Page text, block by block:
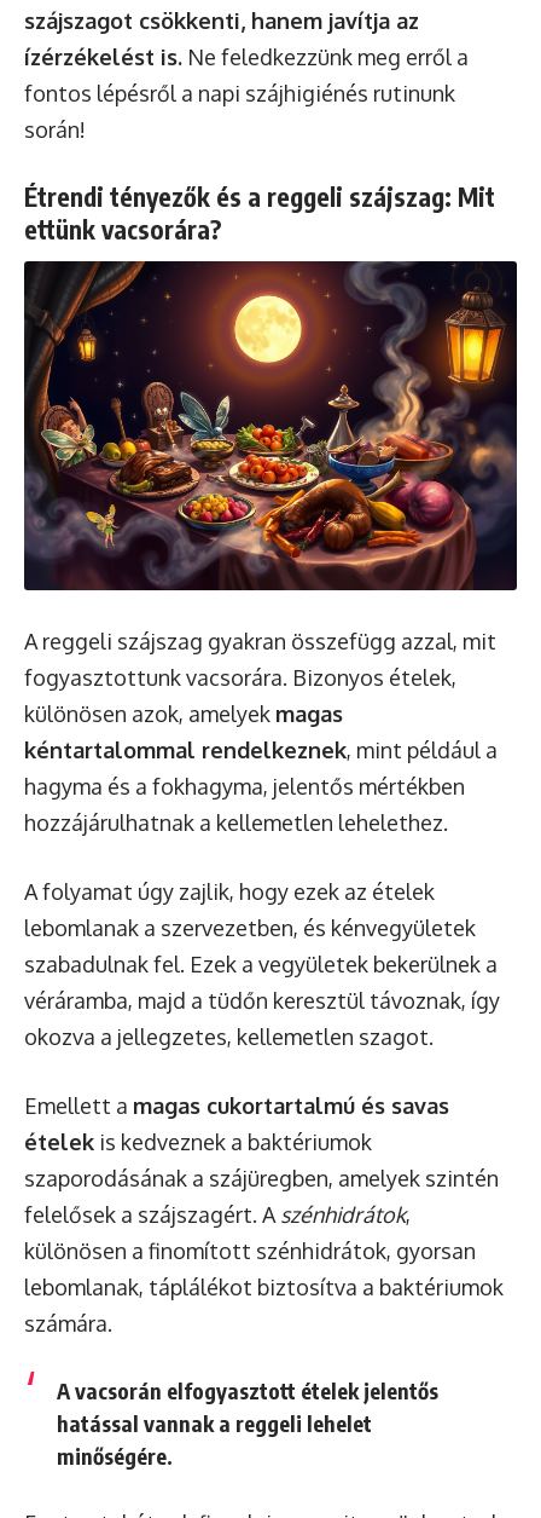
szájszagot csökkenti, hanem javítja az
ízérzékelést is. Ne feledkezzünk meg erről a
fontos lépésről a napi szájhigiénés rutinunk
során!
Étrendi tényezők és a reggeli szájszag: Mit
ettünk vacsorára?
A reggeli szájszag gyakran összefügg azzal, mit
fogyasztottunk vacsorára. Bizonyos ételek,
különösen azok, amelyek magas
kéntartalommal rendelkeznek, mint például a
hagyma és a fokhagyma, jelentős mértékben
hozzájárulhatnak a kellemetlen lehelethez.
A folyamat úgy zajlik, hogy ezek az ételek
lebomlanak a szervezetben, és kénvegyületek
szabadulnak fel. Ezek a vegyületek bekerülnek a
véráramba, majd a tüdőn keresztül távoznak, így
okozva a jellegzetes, kellemetlen szagot.
Emellett a magas cukortartalmú és savas
ételek is kedveznek a baktériumok
szaporodásának a szájüregben, amelyek szintén
felelősek a szájszagért. A szénhidrátok,
különösen a finomított szénhidrátok, gyorsan
lebomlanak, táplálékot biztosítva a baktériumok
számára.
A vacsorán elfogyasztott ételek jelentős
hatással vannak a reggeli lehelet
minőségére.